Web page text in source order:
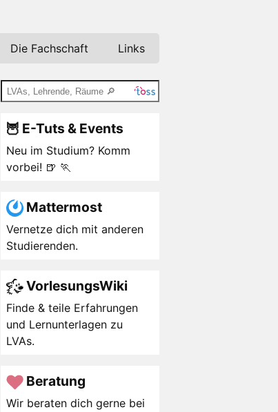
Die Fachschaft Links
🦉 E-Tuts & Events
Neu im Studium? Komm
vorbei! 🍺 🏃
Mattermost
Vernetze dich mit anderen
Studierenden.
VorlesungsWiki
Finde & teile Erfahrungen
und Lernunterlagen zu
LVAs.
Beratung
Wir beraten dich gerne bei